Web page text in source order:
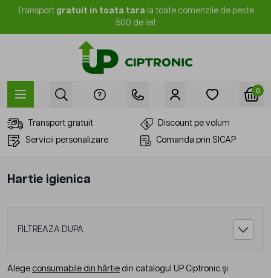
Mergi la Conținut
Transport gratuit in toata tara la toate comenzile de peste
500 de lei!
0
Transport gratuit
Discount pe volum
Servicii personalizare
Comanda prin SICAP
Hartie igienica
FILTREAZA DUPA
Alege consumabile din hârtie din catalogul UP Ciptronic și